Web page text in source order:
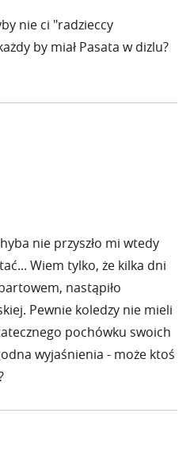
nie ci "radzieccy
by miał Pasata w dizlu?
nie przyszło mi wtedy
Wiem tylko, że kilka dni
nastąpiło
Pewnie koledzy nie mieli
pochówku swoich
wyjaśnienia - może ktoś